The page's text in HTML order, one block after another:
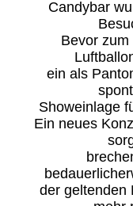
Candybar
Bevor
ein als
Showeinlage
Ein neues
der geltenden